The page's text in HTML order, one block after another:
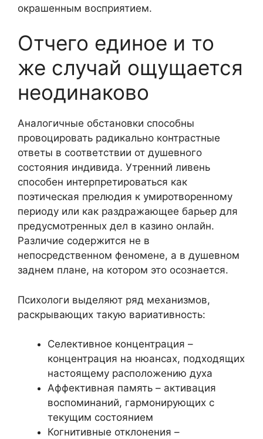
окрашенным восприятием.
Отчего единое и то
же случай ощущается
неодинаково
Аналогичные обстановки способны
провоцировать радикально контрастные
ответы в соответствии от душевного
состояния индивида. Утренний ливень
способен интерпретироваться как
поэтическая прелюдия к умиротворенному
периоду или как раздражающее барьер для
предусмотренных дел в казино онлайн.
Различие содержится не в
непосредственном феномене, а в душевном
заднем плане, на котором это осознается.
Психологи выделяют ряд механизмов,
раскрывающих такую вариативность:
Селективное концентрация –
концентрация на нюансах, подходящих
настоящему расположению духа
Аффективная память – активация
воспоминаний, гармонирующих с
текущим состоянием
Когнитивные отклонения –